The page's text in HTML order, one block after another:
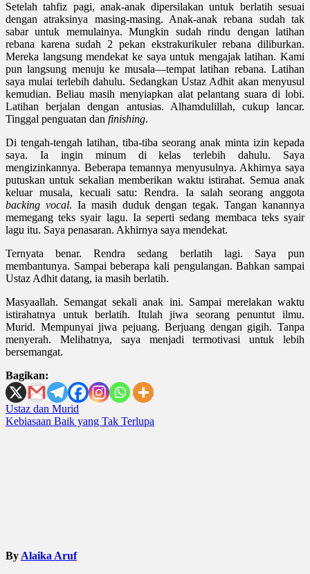
Setelah tahfiz pagi, anak-anak dipersilakan untuk berlatih sesuai
denganatraksinya masing-masing. Anak-anak rebana sudah tak
sabar untuk memulainya. Mungkin sudah rindu dengan latihan
rebana karena sudah 2 pekan ekstrakurikuler rebana diliburkan.
Mereka langsung mendekat ke saya untuk mengajak latihan. Kami
pun langsung menuju ke musala—tempat latihan rebana. Latihan
saya mulai terlebih dahulu. Sedangkan Ustaz Adhit akan menyusul
kemudian. Beliau masih menyiapkan alat pelantang suara di lobi.
Latihan berjalan dengan antusias. Alhamdulillah, cukup lancar.
Tinggal penguatan dan finishing.
Di tengah-tengah latihan, tiba-tiba seorang anak minta izin kepada
saya. Ia ingin minum di kelas terlebih dahulu. Saya
mengizinkannya. Beberapa temannya menyusulnya. Akhirnya saya
putuskanuntuk sekalian memberikan waktu istirahat. Semua anak
keluar musala, kecuali satu: Rendra. Ia salahseorang anggota
backing vocal. Ia masih duduk dengan tegak.Tangan kanannya
memegangteks syair lagu. Ia seperti sedang membaca teks syair
lagu itu. Saya penasaran. Akhirnya saya mendekat.
Ternyata benar. Rendra sedang berlatih lagi. Saya pun
membantunya. Sampai beberapa kali pengulangan. Bahkan sampai
Ustaz Adhit datang, ia masih berlatih.
Masyaallah. Semangat sekali anak ini. Sampai merelakan waktu
istirahatnya untuk berlatih. Itulah jiwa seorang penuntut ilmu.
Murid. Mempunyai jiwa pejuang. Berjuang dengan gigih. Tanpa
menyerah. Melihatnya, saya menjadi termotivasi untuk lebih
bersemangat.
Bagikan:
Post
navigation
Ustaz dan Murid
Kebiasaan Baik yang Tak Terlupa
By Alaika Aruf